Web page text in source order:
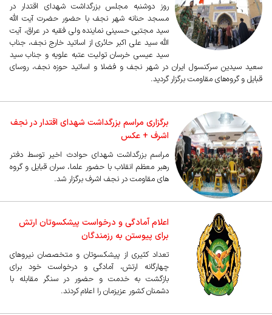
روز دوشنبه مجلس بزرگداشت شهدای اقتدار در
مسجد حنانه شهر نجف با حضور حضرت آیت الله
سید مجتبی حسینی نماینده ولی فقیه در عراق، آیت
الله سید علی اکبر حائری از اساتید خارج نجف، جناب
سید عیسی خرسان تولیت عتبه علویه و جناب سید
سعید سیدین سرکنسول ایران در شهر نجف و فضلا و اساتید حوزه نجف، روسای
قبایل و گروه‌های مقاومت برگزار گردید.
برگزاری مراسم بزرگداشت شهدای اقتدار در نجف
اشرف + عکس
مراسم بزرگداشت شهدای حوادث اخیر توسط دفتر
رهبر معظم انقلاب با حضور علما، سران قبایل و گروه
های مقاومت در نجف اشرف برگزار شد.
اعلام آمادگی و درخواست پیشکسوتان ارتش
برای پیوستن به رزمندگان
تعداد کثیری از پیشکسوتان و متخصصان نیروهای
چهارگانه ارتش، آمادگی و درخواست خود برای
بازگشت به خدمت و حضور در سنگر مقابله با
دشمنان کشور عزیزمان را اعلام کردند.